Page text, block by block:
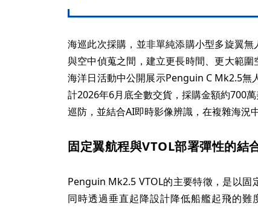
海巡此次採購，並非單純添購小型多旋翼
與空中偵蒐之間，建立更長時間、更大範
海洋日活動中公開展示Penguin C Mk2.5無
計2026年6月底全數交貨，採購金額約700
巡防，並結合AI即時影像辨識，在複雜海況
固定翼航程與VTOL部署彈性的結
Penguin Mk2.5 VTOL的主要特徵，是以固
同時透過垂直起降設計降低船艦起飛的難